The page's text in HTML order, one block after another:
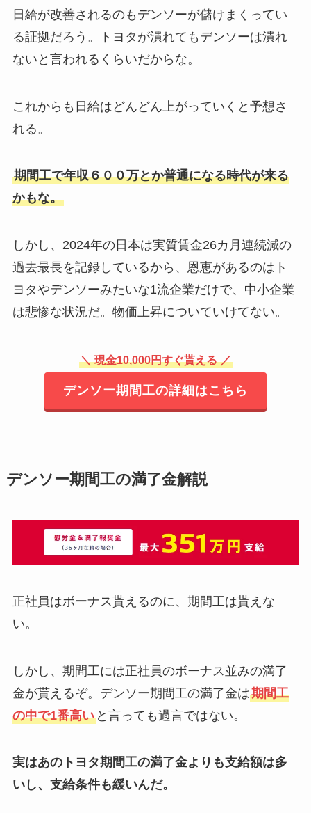
日給が改善されるのもデンソーが儲けまくってい
る証拠だろう。トヨタが潰れてもデンソーは潰れ
ないと言われるくらいだからな。
これからも日給はどんどん上がっていくと予想さ
れる。
期間工で年収６００万とか普通になる時代が来る
かもな。
しかし、2024年の日本は実質賃金26カ月連続減の
過去最長を記録しているから、恩恵があるのはト
ヨタやデンソーみたいな1流企業だけで、中小企業
は悲惨な状況だ。物価上昇についていけてない。
＼ 現金10,000円すぐ貰える ／
デンソー期間工の詳細はこちら
デンソー期間工の満了金解説
正社員はボーナス貰えるのに、期間工は貰えな
い。
しかし、期間工には正社員のボーナス並みの満了
金が貰えるぞ。デンソー期間工の満了金は期間工
の中で1番高いと言っても過言ではない。
実はあのトヨタ期間工の満了金よりも支給額は多
いし、支給条件も緩いんだ。